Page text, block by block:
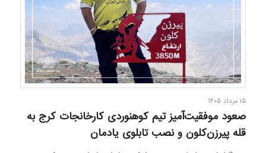
۱۵ مرداد ۱۴۰۵
صعود موفقیت‌آمیز تیم کوهنوردی کارخانجات کرج به
قله پیرزن‌کلون و نصب تابلوی یادمان